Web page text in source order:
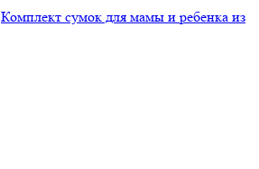
Комплект сумок для мамы и ребенка из